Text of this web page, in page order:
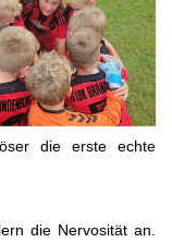
die erste echte
die Nervosität an.